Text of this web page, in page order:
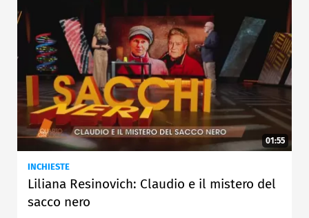
01:55
INCHIESTE
Liliana Resinovich: Claudio e il mistero del
sacco nero